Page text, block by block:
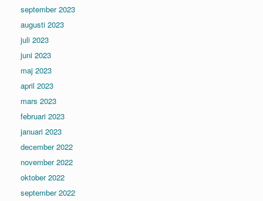
september 2023
augusti 2023
juli 2023
juni 2023
maj 2023
april 2023
mars 2023
februari 2023
januari 2023
december 2022
november 2022
oktober 2022
september 2022